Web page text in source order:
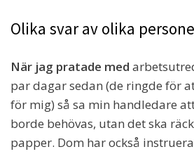
Olika svar av olika
När jag pratade med
par dagar sedan (de ringde för
för mig) så sa min handledare
borde behövas, utan det ska
papper. Dom har också